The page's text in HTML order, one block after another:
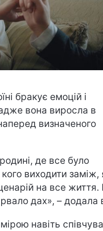
бракує емоцій і
вона виросла в
визначеного
де все було
виходити заміж,
на все життя.
дах», – додала
навіть